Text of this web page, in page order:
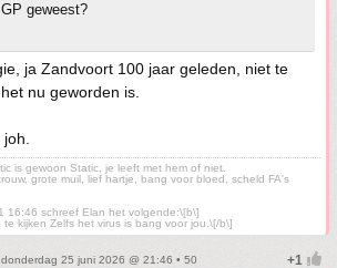
geweest?
ja Zandvoort 100 jaar geleden, niet te
nu geworden is.
is gewoon Static, je leeft met hem of niet.
grote muil, lief hartje, bang voor bloed, scheld FA's
16:46 schreef Elan het volgende:\[b\]
te kijken Zelfs het virus is bang voor jou.\[/b\]
donderdag 25 juni 2026 @ 21:46 • 50